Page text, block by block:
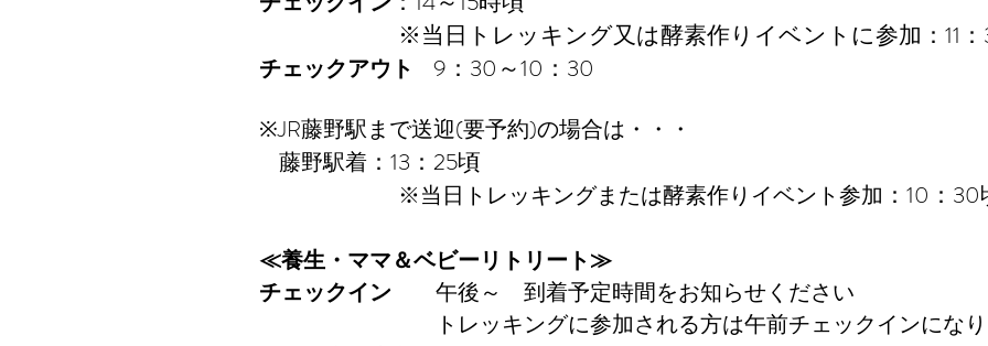
※当日トレッキング又は酵素作りイベントに参加：11
チェックアウト 9：30～10：30
※JR藤野駅まで送迎(要予約)の場合は・・・
藤野駅着 ：13：25頃
※当日トレッキングまたは酵素作りイベント参加 ：10：30
≪養生・ママ＆ベビーリトリート≫
チェックイン 午後～ 到着予定時間をお知らせください
トレッキングに参加される方は午前チェックインになり